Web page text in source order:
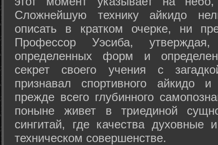
Сложнейшую технику айкидо
описать в кратком очерке, ни
Профессор Уэсиба,
определенных форм и
секрет своего учения с
признавал спортивного айкидо
прежде всего глубинного
поныне живет в триединой
сингитай, где качества духовные
техническом совершенстве.